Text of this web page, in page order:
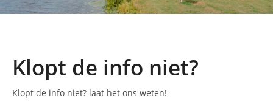
Klopt de info niet?
Klopt de info niet? laat het ons weten!